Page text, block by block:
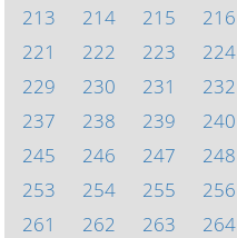
213
214 215 216
221
222 223 224
229
230 231 232
237
238 239 240
245
246 247 248
253
254 255 256
261
262 263 264